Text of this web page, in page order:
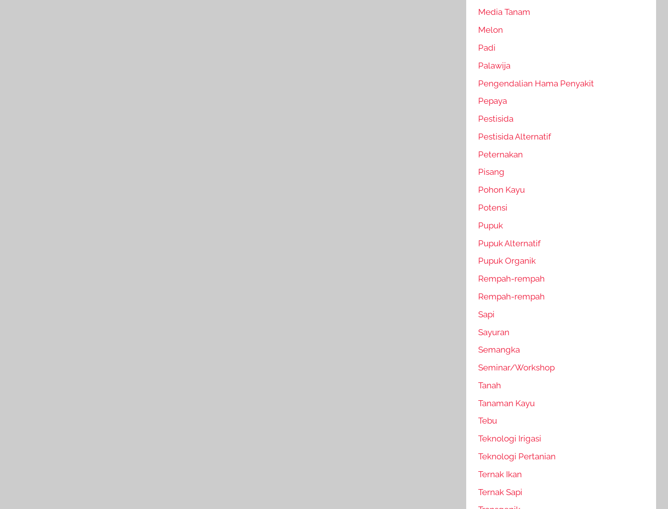
Media Tanam
Melon
Padi
Palawija
Pengendalian Hama Penyakit
Pepaya
Pestisida
Pestisida Alternatif
Peternakan
Pisang
Pohon Kayu
Potensi
Pupuk
Pupuk Alternatif
Pupuk Organik
Rempah-rempah
Rempah-rempah
Sapi
Sayuran
Semangka
Seminar/Workshop
Tanah
Tanaman Kayu
Tebu
Teknologi Irigasi
Teknologi Pertanian
Ternak Ikan
Ternak Sapi